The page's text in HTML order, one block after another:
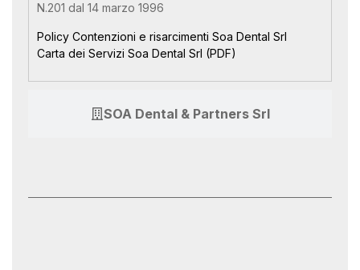
SOA Dental & Partners Srl
N.201 dal 14 marzo 1996
Policy Contenzioni e risarcimenti Soa Dental Srl
Carta dei Servizi Soa Dental Srl (PDF)